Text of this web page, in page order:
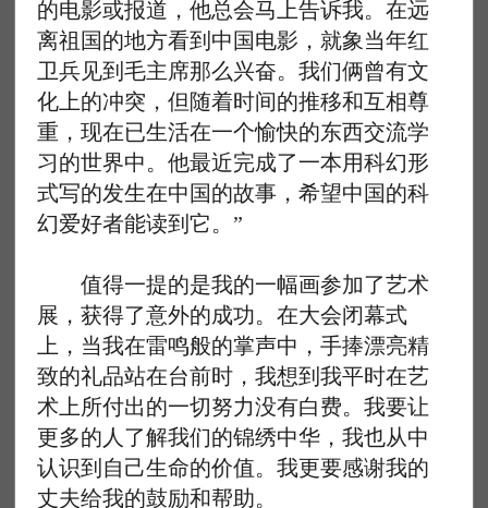
的电影或报道，他总会马上告诉我。在远
离祖国的地方看到中国电影，就象当年红
卫兵见到毛主席那么兴奋。我们俩曾有文
化上的冲突，但随着时间的推移和互相尊
重，现在已生活在一个愉快的东西交流学
习的世界中。他最近完成了一本用科幻形
式写的发生在中国的故事，希望中国的科
幻爱好者能读到它。”
值得一提的是我的一幅画参加了艺术
展，获得了意外的成功。在大会闭幕式
上，当我在雷鸣般的掌声中，手捧漂亮精
致的礼品站在台前时，我想到我平时在艺
术上所付出的一切努力没有白费。我要让
更多的人了解我们的锦绣中华，我也从中
认识到自己生命的价值。我更要感谢我的
丈夫给我的鼓励和帮助。